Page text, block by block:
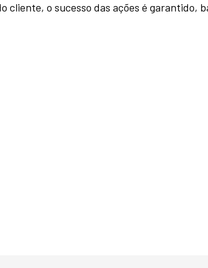
cliente, o sucesso das ações é garantido,